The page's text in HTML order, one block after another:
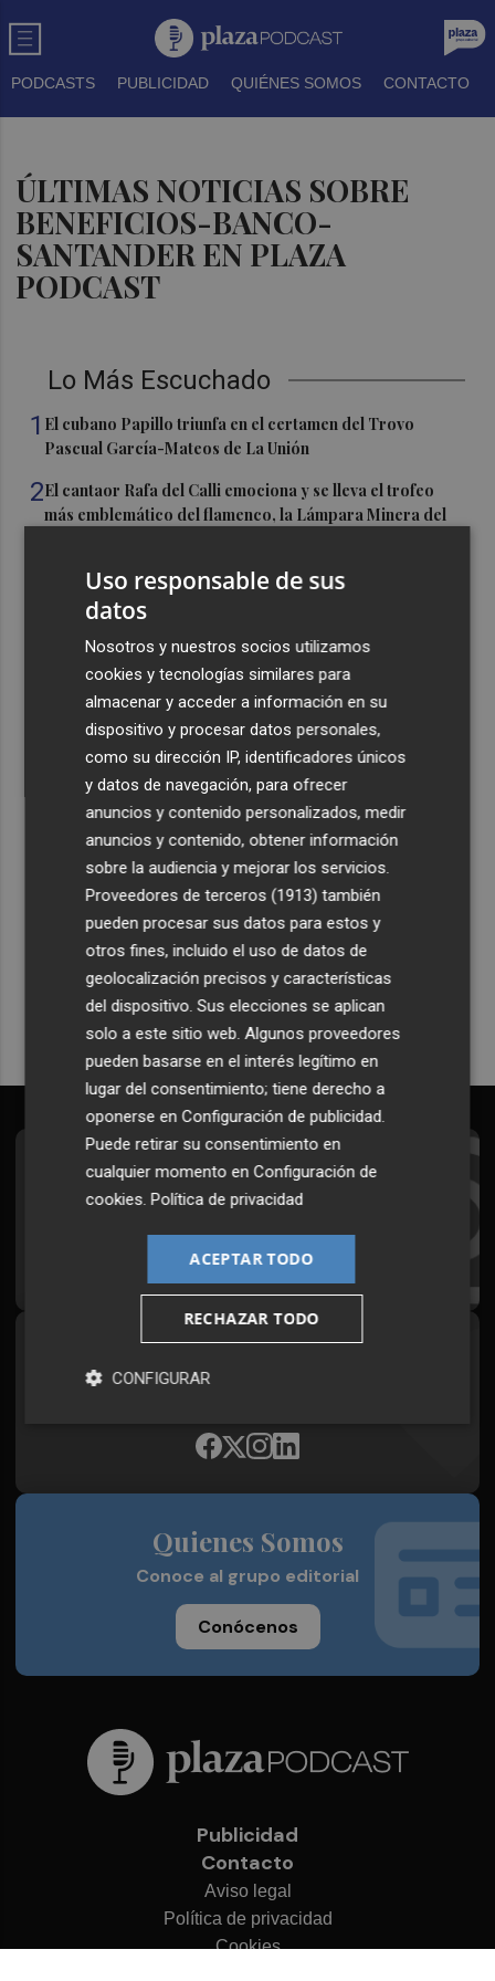
PODCASTS PUBLICIDAD QUIÉNES SOMOS CONTACTO
ÚLTIMAS NOTICIAS SOBRE
BENEFICIOS-BANCO-
SANTANDER EN PLAZA
PODCAST
Lo Más Escuchado
1 El cubano Papillo triunfa en el certamen del Trovo
Pascual García-Mateos de La Unión
2El cantaor Rafa del Calli emociona y se lleva el trofeo
más emblemático del flamenco, la Lámpara Minera del
El Castell de l'Olla de Altea 2026, en imágenes
El Villarreal pone el broche de oro a la pretemporada
con una victoria contra el Galatasaray
Kiat Lim preside por primera vez un partido en Mestalla
Recibe toda la actualidad de
Plaza Podcast en tu correo
Quiero suscribirme
Suscríbete al Boletín
Todos los días a primera hora en tu email
¡Quiero suscribirme!
Plaza Podcast, desde cualquier medio
Quienes Somos
Conoce al grupo editorial
Conócenos
Publicidad
Contacto
Aviso legal
Política de privacidad
Cookies
Uso responsable de sus
datos
Nosotros y nuestros socios utilizamos
cookies y tecnologías similares para
almacenar y acceder a información en su
dispositivo y procesar datos personales,
como su dirección IP, identificadores únicos
y datos de navegación, para ofrecer
anuncios y contenido personalizados, medir
anuncios y contenido, obtener información
sobre la audiencia y mejorar los servicios.
Proveedores de terceros (1913) también
pueden procesar sus datos para estos y
otros fines, incluido el uso de datos de
geolocalización precisos y características
del dispositivo. Sus elecciones se aplican
solo a este sitio web. Algunos proveedores
pueden basarse en el interés legítimo en
lugar del consentimiento; tiene derecho a
oponerse enConfiguración de publicidad
Puede retirar su consentimiento en
cualquier momento enConfiguración de
cookies .Política de privacidad
ACEPTAR TODO
RECHAZAR TODO
CONFIGURAR